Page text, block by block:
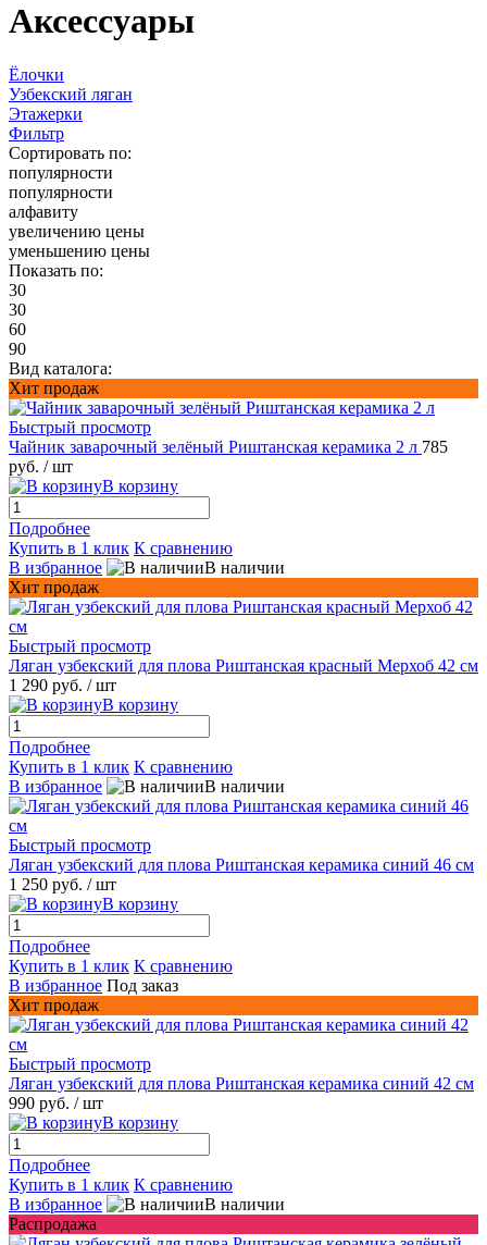
Аксессуары
Ёлочки
Узбекский ляган
Этажерки
Фильтр
Сортировать по:
популярности
популярности
алфавиту
увеличению цены
уменьшению цены
Показать по:
30
30
60
90
Вид каталога:
Хит продаж
Быстрый просмотр
Чайник заварочный зелёный Риштанская керамика 2 л 785
руб. / шт
В корзину
Подробнее
Купить в 1 клик К сравнению
В избранное
В наличии
Хит продаж
Быстрый просмотр
Ляган узбекский для плова Риштанская красный Мерхоб 42 см
1 290 руб. / шт
В корзину
Подробнее
Купить в 1 клик К сравнению
В избранное
В наличии
Быстрый просмотр
Ляган узбекский для плова Риштанская керамика синий 46 см
1 250 руб. / шт
В корзину
Подробнее
Купить в 1 клик К сравнению
В избранное Под заказ
Хит продаж
Быстрый просмотр
Ляган узбекский для плова Риштанская керамика синий 42 см
990 руб. / шт
В корзину
Подробнее
Купить в 1 клик К сравнению
В избранное
В наличии
Распродажа